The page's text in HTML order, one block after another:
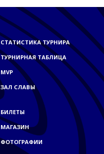
СТАТИСТИКА ТУРНИРА
ТУРНИРНАЯ ТАБЛИЦА
MVP
ЗАЛ СЛАВЫ
БИЛЕТЫ
МАГАЗИН
ФОТОГРАФИИ